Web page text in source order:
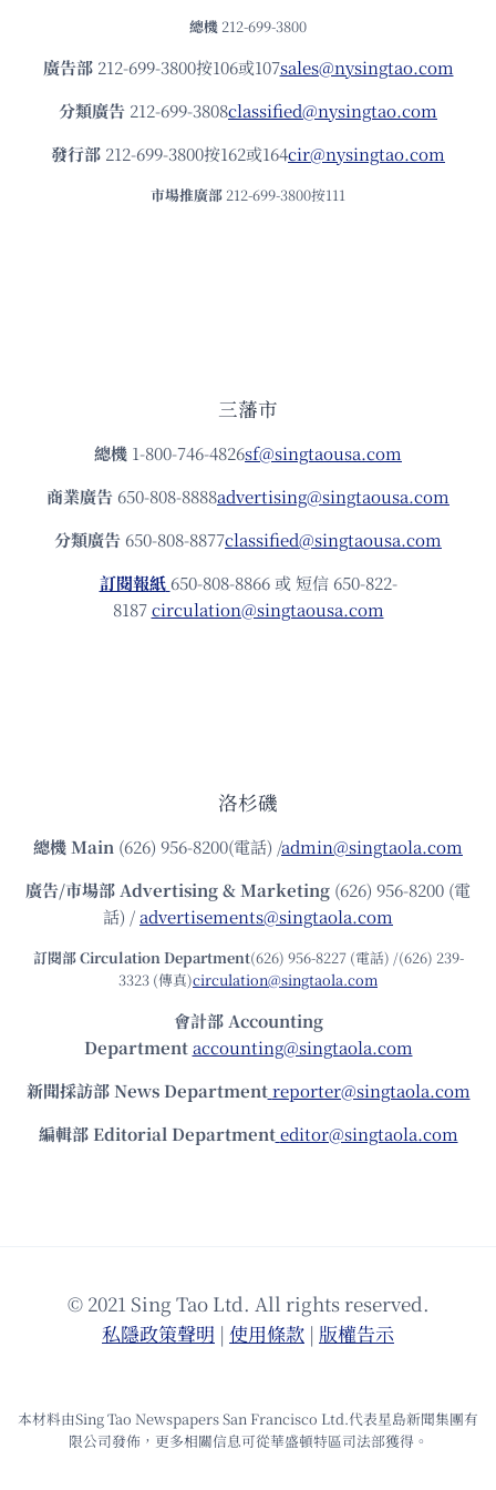
總機 212-699-3800
廣告部212-699-3800按106或107sales@nysingtao.com
分類廣告 212-699-3808classified@nysingtao.com
發⾏部 212-699-3800按162或164cir@nysingtao.com
市場推廣部 212-699-3800按111
三藩市
總機 1-800-746-4826sf@singtaousa.com
商業廣告 650-808-8888advertising@singtaousa.com
分類廣告 650-808-8877classified@singtaousa.com
訂閱報紙 650-808-8866 或 短信 650-822-
8187circulation@singtaousa.com
洛杉磯
總機Main (626) 956-8200(電話) /admin@singtaola.com
廣告/市場部Advertising & Marketing (626) 956-8200 (電
話) /advertisements@singtaola.com
訂閱部 Circulation Department(626) 956-8227 (電話) /(626) 239-
3323 (傳真)circulation@singtaola.com
會計部 Accounting
Department accounting@singtaola.com
新聞採訪部 News Department reporter@singtaola.com
編輯部 Editorial Department editor@singtaola.com
© 2021 Sing Tao Ltd. All rights reserved.
私隱政策聲明 | 使⽤條款 | 版權告⽰
本材料由Sing Tao Newspapers San Francisco Ltd.代表星島新聞集團有
限公司發佈，更多相關信息可從華盛頓特區司法部獲得。